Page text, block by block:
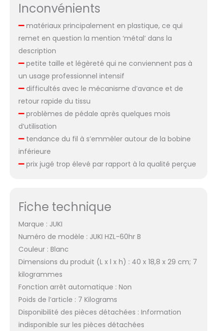
Inconvénients
matériaux principalement en plastique, ce qui
remet en question la mention ‘métal’ dans la
description
petite taille et légèreté qui ne conviennent pas à
un usage professionnel intensif
difficultés avec le mécanisme d’avance et de
retour rapide du tissu
problèmes de pédale après quelques mois
d’utilisation
tendance du fil à s’emmêler autour de la bobine
inférieure
prix jugé trop élevé par rapport à la qualité perçue
Fiche technique
Marque : JUKI
Numéro de modèle : JUKI HZL-60hr B
Couleur : Blanc
Dimensions du produit (L x l x h) : 40 x 18,8 x 29 cm; 7
kilogrammes
Fonction arrêt automatique : Non
Poids de l’article : 7 Kilograms
Disponibilité des pièces détachées : Information
indisponible sur les pièces détachées